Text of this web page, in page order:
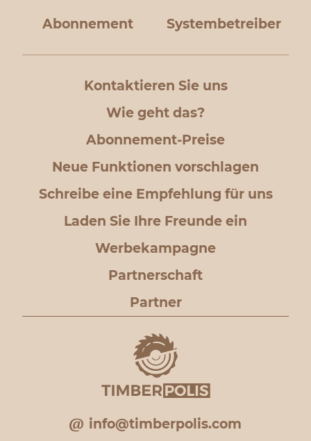
Abonnement Systembetreiber
Kontaktieren Sie uns
Wie geht das?
Abonnement-Preise
Neue Funktionen vorschlagen
Schreibe eine Empfehlung für uns
Laden Sie Ihre Freunde ein
Werbekampagne
Partnerschaft
Partner
info@timberpolis.com